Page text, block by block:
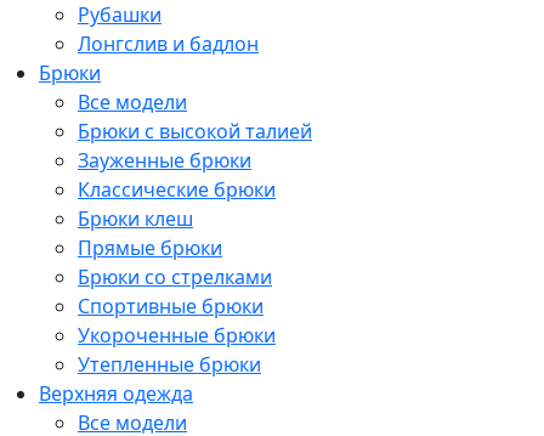
Рубашки
Лонгслив и бадлон
Брюки
Все модели
Брюки с высокой талией
Зауженные брюки
Классические брюки
Брюки клеш
Прямые брюки
Брюки со стрелками
Спортивные брюки
Укороченные брюки
Утепленные брюки
Верхняя одежда
Все модели